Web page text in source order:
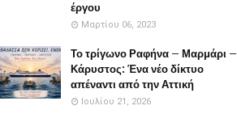
έργου
Μαρτίου 06, 2023
Το τρίγωνο Ραφήνα – Μαρμάρι –
Κάρυστος: Ένα νέο δίκτυο
απέναντι από την Αττική
Ιουλίου 21, 2026